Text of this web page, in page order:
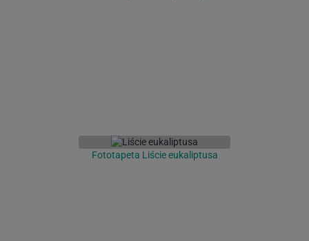
Fototapeta Liście eukaliptusa